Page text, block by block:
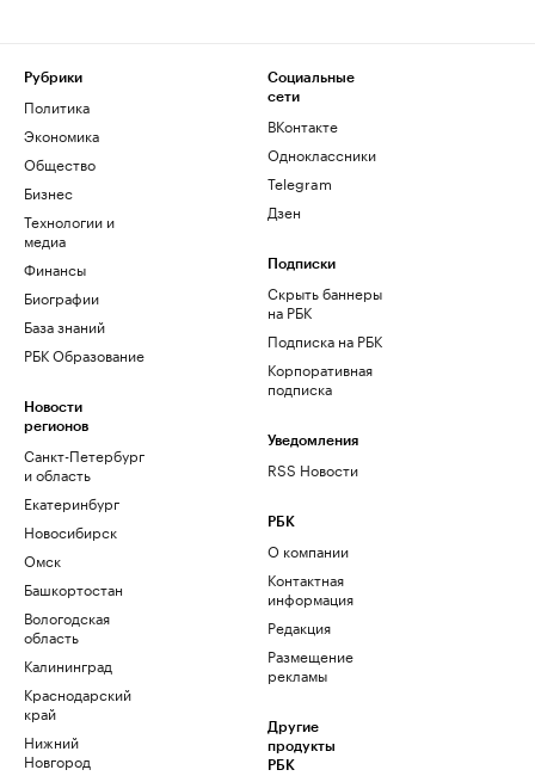
Рубрики
Политика
Экономика
Общество
Бизнес
Технологии и
медиа
Финансы
Биографии
База знаний
РБК Образование
Новости
регионов
Санкт-Петербург
и область
Екатеринбург
Новосибирск
Омск
Башкортостан
Вологодская
область
Калининград
Краснодарский
край
Нижний
Новгород
Социальные
сети
ВКонтакте
Одноклассники
Telegram
Дзен
Подписки
Скрыть баннеры
на РБК
Подписка на РБК
Корпоративная
подписка
Уведомления
RSS Новости
РБК
О компании
Контактная
информация
Редакция
Размещение
рекламы
Другие
продукты
РБК